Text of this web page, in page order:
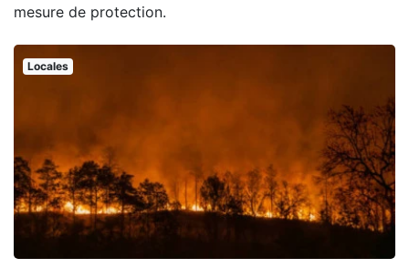
mesure de protection.
Locales